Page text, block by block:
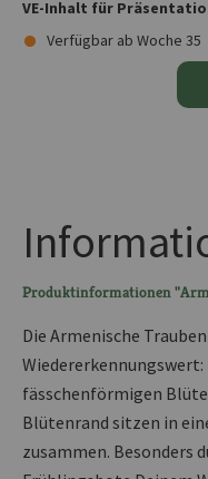
VE-Inhalt für
Verfügbar ab Woche 35
Produktinformationen
Die Armenische
fässchenförmigen
Blütenrand sitzen in
zusammen. Besonders